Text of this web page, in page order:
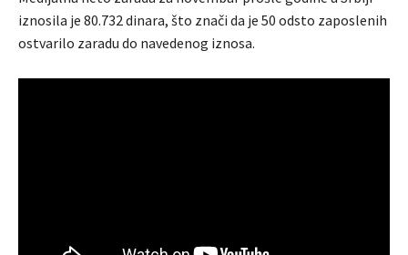
iznosila je 80.732 dinara, što znači da je 50 odsto zaposlenih
ostvarilo zaradu do navedenog iznosa.